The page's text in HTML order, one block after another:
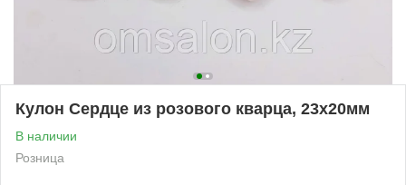
Кулон Сердце из розового кварца, 23х20мм
В наличии
Розница